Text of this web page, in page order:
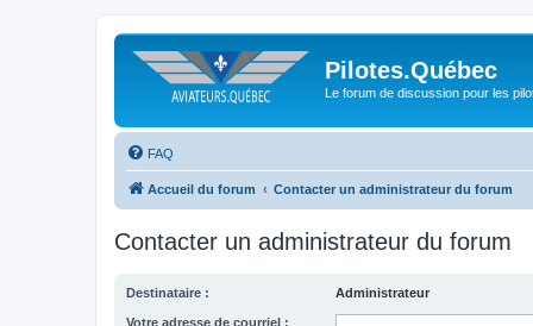
Pilotes.Québec
Le forum de discussion pour les
FAQ
Accueil du forum Contacter un administrateur du forum
Contacter un administrateur du forum
Destinataire : Administrateur
Votre adresse de courriel :